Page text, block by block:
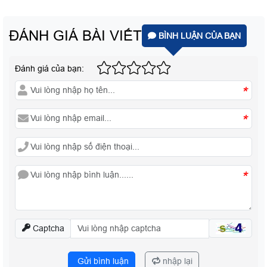
ĐÁNH GIÁ BÀI VIẾT BÌNH LUẬN CỦA BẠN
Đánh giá của bạn:
*
*
*
Captcha
Gửi bình luận nhập lại